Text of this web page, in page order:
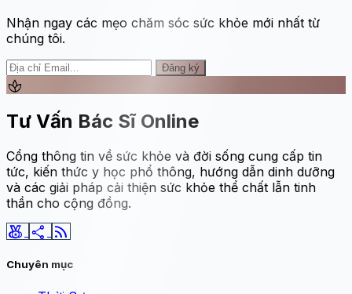
Nhận ngay các mẹo chăm sóc sức khỏe mới nhất từ
chúng tôi.
Đăng ký
spa
Tư Vấn Bác Sĩ Online
Cổng thông tin về sức khỏe và đời sống cung cấp tin
tức, kiến thức y học phổ thông, hướng dẫn dinh dưỡng
và các giải pháp cải thiện sức khỏe thể chất lẫn tinh
thần cho cộng đồng.
social_leaderboard share rss_feed
Chuyên mục